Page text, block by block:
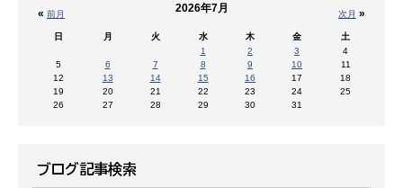
« 前月 次月 »
2026年7月
日 月 火 水 木 金
土
1
2 3
4
5
6 7 8 9 10
11
12
13 14 15 16 17
18
19
20 21 22 23 24
25
26
27 28 29 30 31
ブログ記事検索